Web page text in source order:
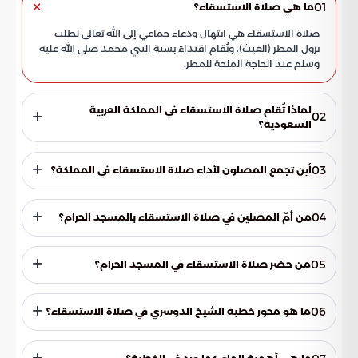
01ما هي صلاة الاستسقاء؟
صلاة الاستسقاء هي ابتهال ودعاء جماعي إلى الله تعالى لطلب
نزول المطر (الغيث)، وتُقام اقتداءً بسنة النبي محمد صلى الله عليه
وسلم عند الحاجة الملحة للمطر.
02لماذا تُقام صلاة الاستسقاء في المملكة العربية
السعودية؟
النبي محمد صلى الله عليه وسلم، وذلك عند الحاجة الملحة لنزول
المطر، حيث يتوجه المصلون بقلوب خاشعة لطلب الخير والرحمة
03أين تجمع المصلون لأداء صلاة الاستسقاء في المملكة؟
بجميع المدن والقرى والمحافظات بالمملكة، حيث توافدوا بأعداد
كبيرة لإحياء هذه السنة النبوية الشريفة.
04من أمّ المصلين في صلاة الاستسقاء بالمسجد الحرام؟
الدكتور ياسر بن راشد الدوسري، إمام وخطيب المسجد الحرام.05من حضر صلاة الاستسقاء في المسجد الحرام؟
الأمير سعود بن مشعل بن عبدالعزيز، نائب أمير منطقة مكة
المكرمة.
06ما هو محور خطبة الشيخ الدوسري في صلاة الاستسقاء؟
مؤكداً أن التقوى هي أساس الرزق والبركة. كما أوضح أن الماء